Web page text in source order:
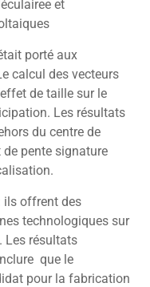
et
porté aux
calcul des vecteurs
de taille sur le
Les résultats
du centre de
pente signature
ils offrent des
technologiques sur
Les résultats
que le
pour la fabrication